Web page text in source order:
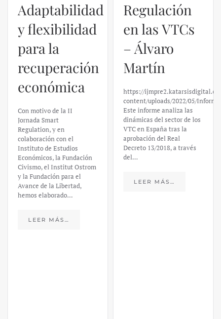
Adaptabilidad
y flexibilidad
para la
recuperación
económica
Con motivo de la II
Jornada Smart
Regulation, y en
colaboración con el
Instituto de Estudios
Económicos, la Fundación
Civismo, el Institut Ostrom
y la Fundación para el
Avance de la Libertad,
hemos elaborado…
LEER MÁS…
Regulación
en las VTCs
– Álvaro
Martín
https://
content/uploads/2022/05/
Este informe analiza las
dinámicas del sector de los
VTC en España tras la
aprobación del Real
Decreto 13/2018, a través
del…
LEER MÁS…